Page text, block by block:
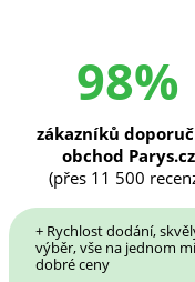
98%
zákazníků
obchod Parys.cz
(přes 11 500
+ Rychlost dodání,
výběr, vše na jednom
dobré ceny